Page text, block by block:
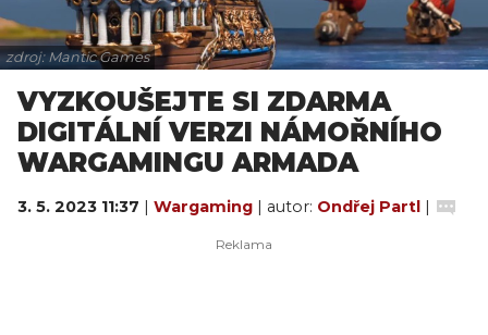
zdroj: Mantic Games
VYZKOUŠEJTE SI ZDARMA
DIGITÁLNÍ VERZI NÁMOŘNÍHO
WARGAMINGU ARMADA
3. 5. 2023 11:37 | Wargaming | autor: Ondřej Partl |